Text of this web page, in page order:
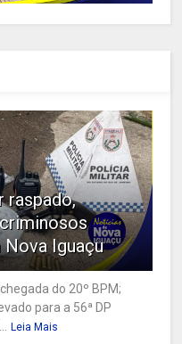
raspado,
Nova Iguaçu
do 20º BPM;
para a 56ª DP
Leia Mais